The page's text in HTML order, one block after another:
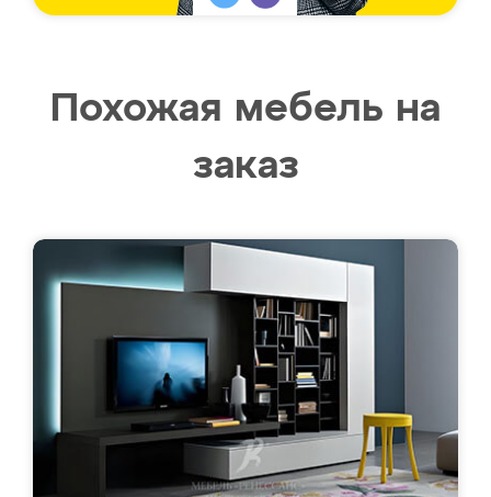
Похожая мебель на
заказ